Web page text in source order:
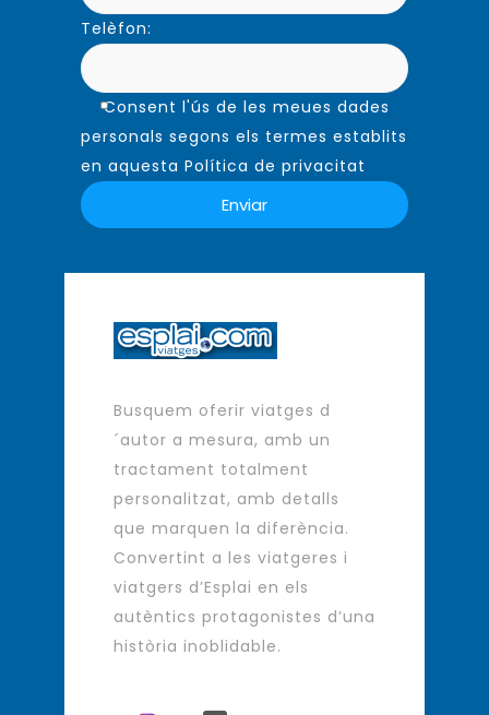
Telèfon:
Consent l'ús de les meues dades
personals segons els termes establits
en aquesta Política de privacitat
Busquem oferir viatges d
´autor a mesura, amb un
tractament totalment
personalitzat, amb detalls
que marquen la diferència.
Convertint a les viatgeres i
viatgers d’Esplai en els
autèntics protagonistes d’una
història inoblidable.